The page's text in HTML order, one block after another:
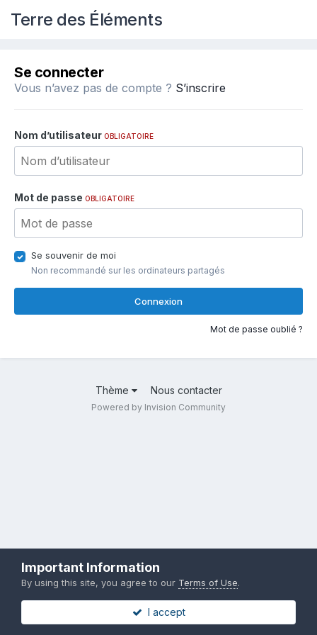
Terre des Éléments
Se connecter
Vous n’avez pas de compte ? S’inscrire
Nom d’utilisateur OBLIGATOIRE
Mot de passe OBLIGATOIRE
Se souvenir de moi
Non recommandé sur les ordinateurs partagés
Connexion
Mot de passe oublié ?
Thème Nous contacter
Powered by Invision Community
Important Information
By using this site, you agree to our Terms of Use.
I accept